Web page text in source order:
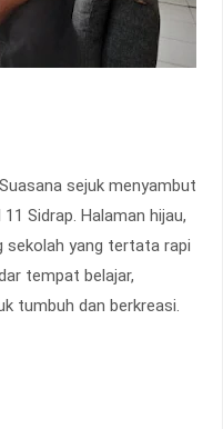
sejuk menyambut
Sidrap. Halaman hijau,
sekolah yang tertata rapi
tempat belajar,
tumbuh dan berkreasi.